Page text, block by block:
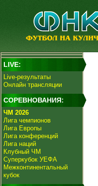
LIVE:
Live-результаты
Онлайн трансляции
СОРЕВНОВАНИЯ:
ЧМ 2026
Лига чемпионов
Лига Европы
Лига конференций
Лига наций
Клубный ЧМ
Суперкубок УЕФА
Межконтинентальный
кубок